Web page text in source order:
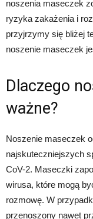
noszenia maseczek
ryzyka zakażenia i
przyjrzymy się bliżej
noszenie maseczek
Dlaczego
ważne?
Noszenie maseczek
najskuteczniejszych
CoV-2. Maseczki
wirusa, które mogą
rozmowę. W
przenoszony nawet